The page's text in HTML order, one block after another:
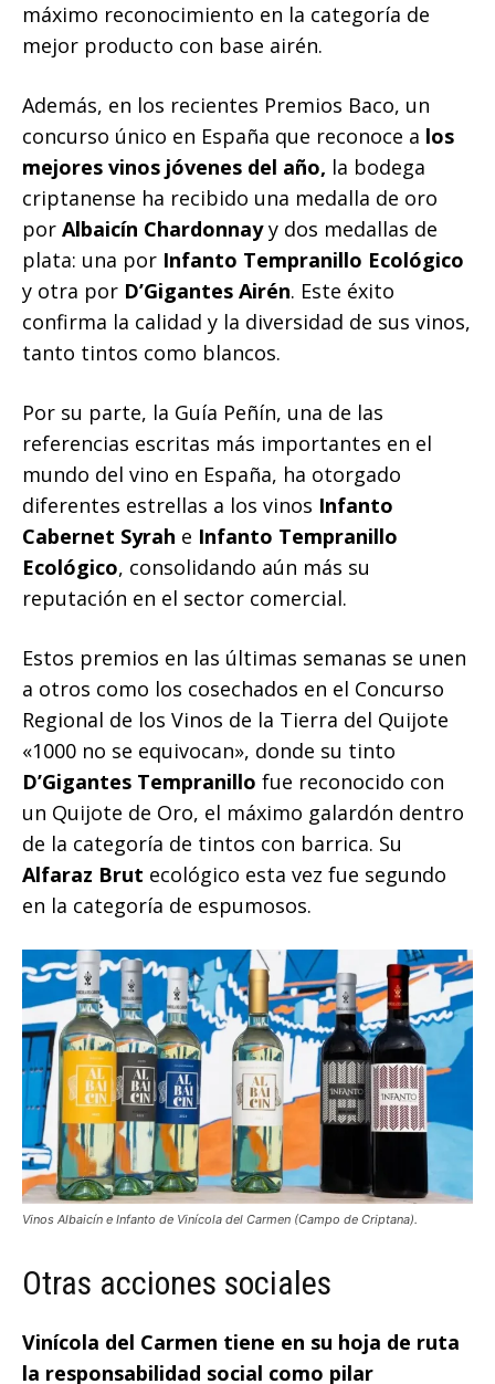
máximo reconocimiento en la categoría de
mejor producto con base airén.
Además, en los recientes Premios Baco, un
concurso único en España que reconoce a los
mejores vinos jóvenes del año, la bodega
criptanense ha recibido una medalla de oro
por Albaicín Chardonnayy dos medallas de
plata: una por Infanto Tempranillo Ecológico
y otra por D’Gigantes Airén. Este éxito
confirma la calidad y la diversidad de sus vinos,
tanto tintos como blancos.
Por su parte, la Guía Peñín, una de las
referencias escritas más importantes en el
mundo del vino en España, ha otorgado
diferentes estrellas a los vinos Infanto
Cabernet Syrah e Infanto Tempranillo
Ecológico, consolidando aún más su
reputación en el sector comercial.
Estos premios en las últimas semanas se unen
a otros como los cosechados en el Concurso
Regional de los Vinos de la Tierra del Quijote
«1000 no se equivocan», donde su tinto
D’Gigantes Tempranillo fue reconocido con
un Quijote de Oro, el máximo galardón dentro
de la categoría de tintos con barrica. Su
Alfaraz Brut ecológico esta vez fue segundo
en la categoría de espumosos.
Vinos Albaicín e Infanto de Vinícola del Carmen (Campo de Criptana).
Otras acciones sociales
Vinícola del Carmen tiene en su hoja de ruta
la responsabilidad social como pilar